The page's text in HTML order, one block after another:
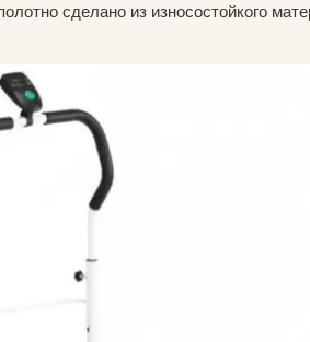
сделано из износостойкого